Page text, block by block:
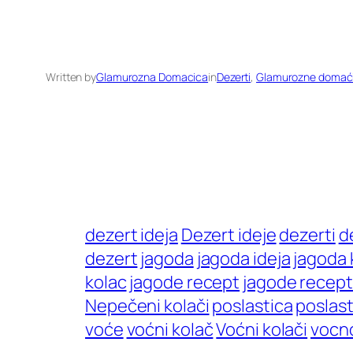
Written byGlamurozna DomacicainDezerti, Glamurozne
dezert ideja Dezert idejedezerti
dezert jagoda jagoda ideja jagoda
kolac jagode recept jagode
Nepečeni kolači poslastica
voćevoćni kolačVoćni kolači